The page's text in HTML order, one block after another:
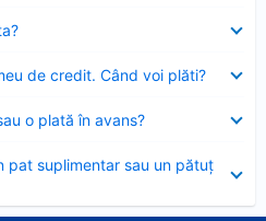
de credit. Când voi plăti?
o plată în avans?
pat suplimentar sau un pătuț